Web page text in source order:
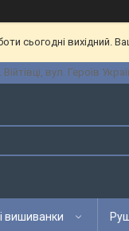
сьогодні
вул. Героїв
вишиванки